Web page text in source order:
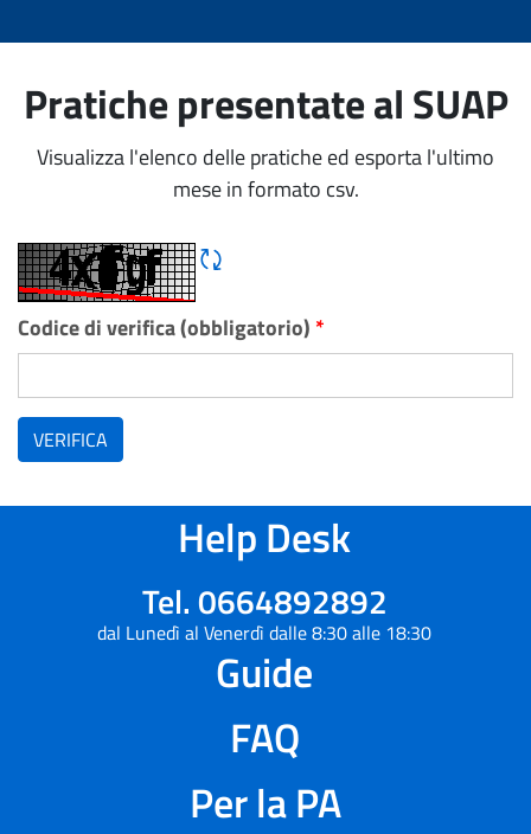
Pratiche presentate al SUAP
Visualizza l'elenco delle pratiche ed esporta l'ultimo
mese in formato csv.
Rigene CAPTCHA
Codice di verifica (obbligatorio) *
VERIFICA
Help Desk
Tel. 0664892892
dal Lunedì al Venerdì dalle 8:30 alle 18:30
Guide
FAQ
Per la PA